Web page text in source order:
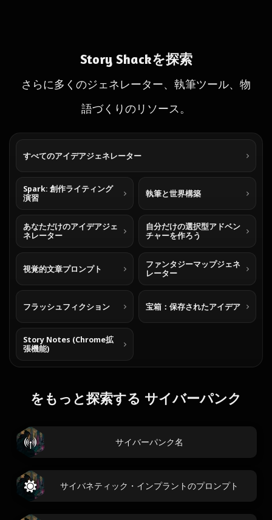
Story Shackを探索
さらに多くのジェネレーター、執筆ツール、物
語づくりのリソース。
すべてのアイデアジェネレーター
Spark: 創作ライティング
演習
執筆と世界構築
あなただけのアイデアジェ
ネレーター
自分だけの選択型アドベン
チャーを作ろう
視覚的文章プロンプト
ファンタジーマップジェネ
レーター
フラッシュフィクション 宝箱：保存されたアイデア
Story Notes (Chrome拡
張機能)
をもっと探索する サイバーパンク
サイバーパンク名
サイバネティック・インプラントのプロンプト